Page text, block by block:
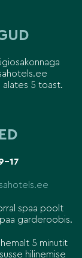
alates 5 toast.
17
spaa poolt
garderoobis.
5 minutit
hilinemise